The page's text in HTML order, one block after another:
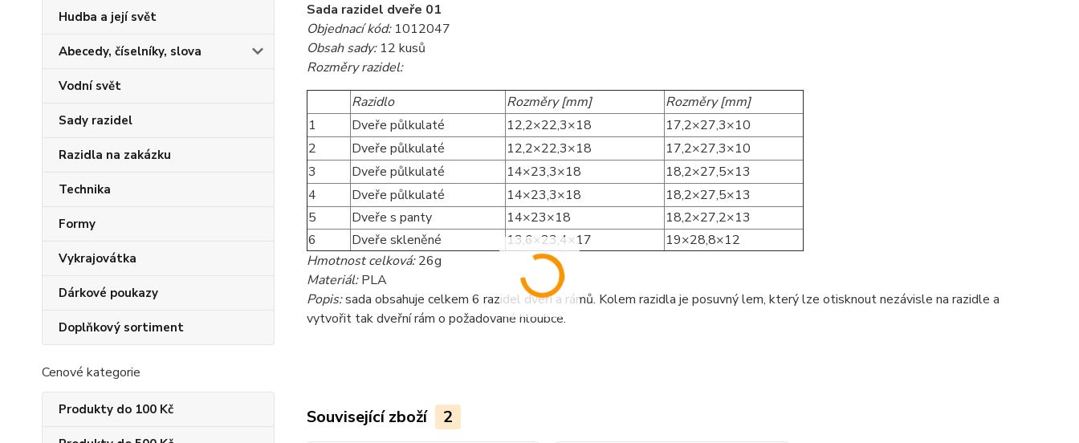
Hudba a její svět
Abecedy, číselníky, slova
Vodní svět
Sady razidel
Razidla na zakázku
Technika
Formy
Vykrajovátka
Dárkové poukazy
Doplňkový sortiment
Cenové kategorie
Produkty do 100 Kč
Sada razidel dveře 01
Objednací kód:1012047
Obsah sady:12 kusů
Rozměry razidel:
Razidlo
Rozměry [mm]
Rozměry [mm]
1
Dveře půlkulaté 12,2×22,3×18
17,2×27,3×10
2
Dveře půlkulaté 12,2×22,3×18
17,2×27,3×10
3
Dveře půlkulaté 14×23,3×18
18,2×27,5×13
4
Dveře půlkulaté 14×23,3×18
18,2×27,5×13
5
Dveře s panty 14×23×18
18,2×27,2×13
6
Dveře skleněné 13,6×23,4×17
19×28,8×12
Hmotnost celková:26g
Materiál:PLA
Popis:sada obsahuje celkem 6 razidel dveří a rámů. Kolem razidla je posuvný lem, který lze otisknout nezávisle na razidle a
vytvořit tak dveřní rám o požadované hloubce.
Související zboží 2